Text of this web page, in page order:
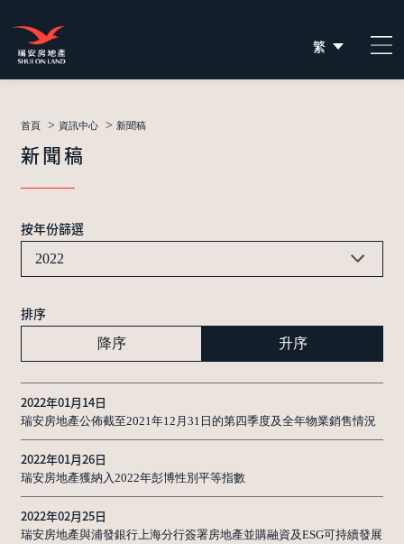
繁
简
首頁 > 資訊中心 > 新聞稿
新聞稿
按年份篩選
2022
排序
降序 升序
2022年01月14日
瑞安房地產公佈截至2021年12月31日的第四季度及全年物業銷售情況
2022年01月26日
瑞安房地產獲納入2022年彭博性別平等指數
2022年02月25日
瑞安房地產與浦發銀行上海分行簽署房地產並購融資及ESG可持續發展